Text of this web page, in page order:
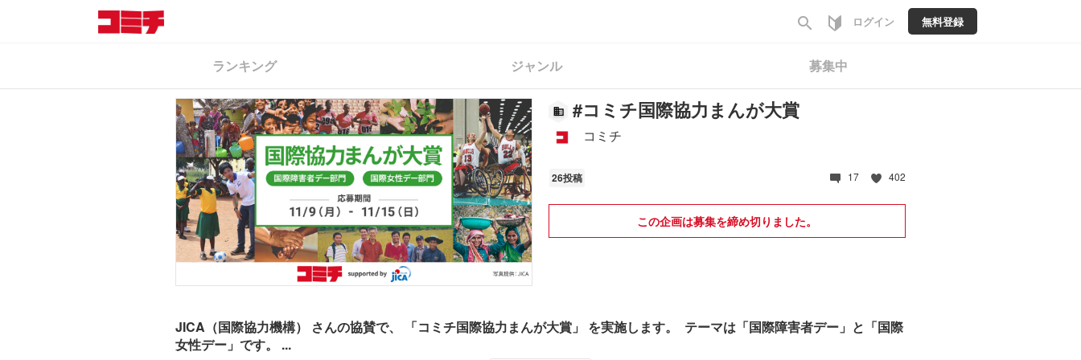
search ログイン 無料登録
ランキング ジャンル 募集中
#コミチ国際協力まんが大賞
コミチ
26投稿 17 402
この企画は募集を締め切りました。
JICA（国際協力機構） さんの協賛で、 「コミチ国際協力まんが大賞」 を実施します。 テーマは「国際障害者デー」と「国際
女性デー」です。 ...